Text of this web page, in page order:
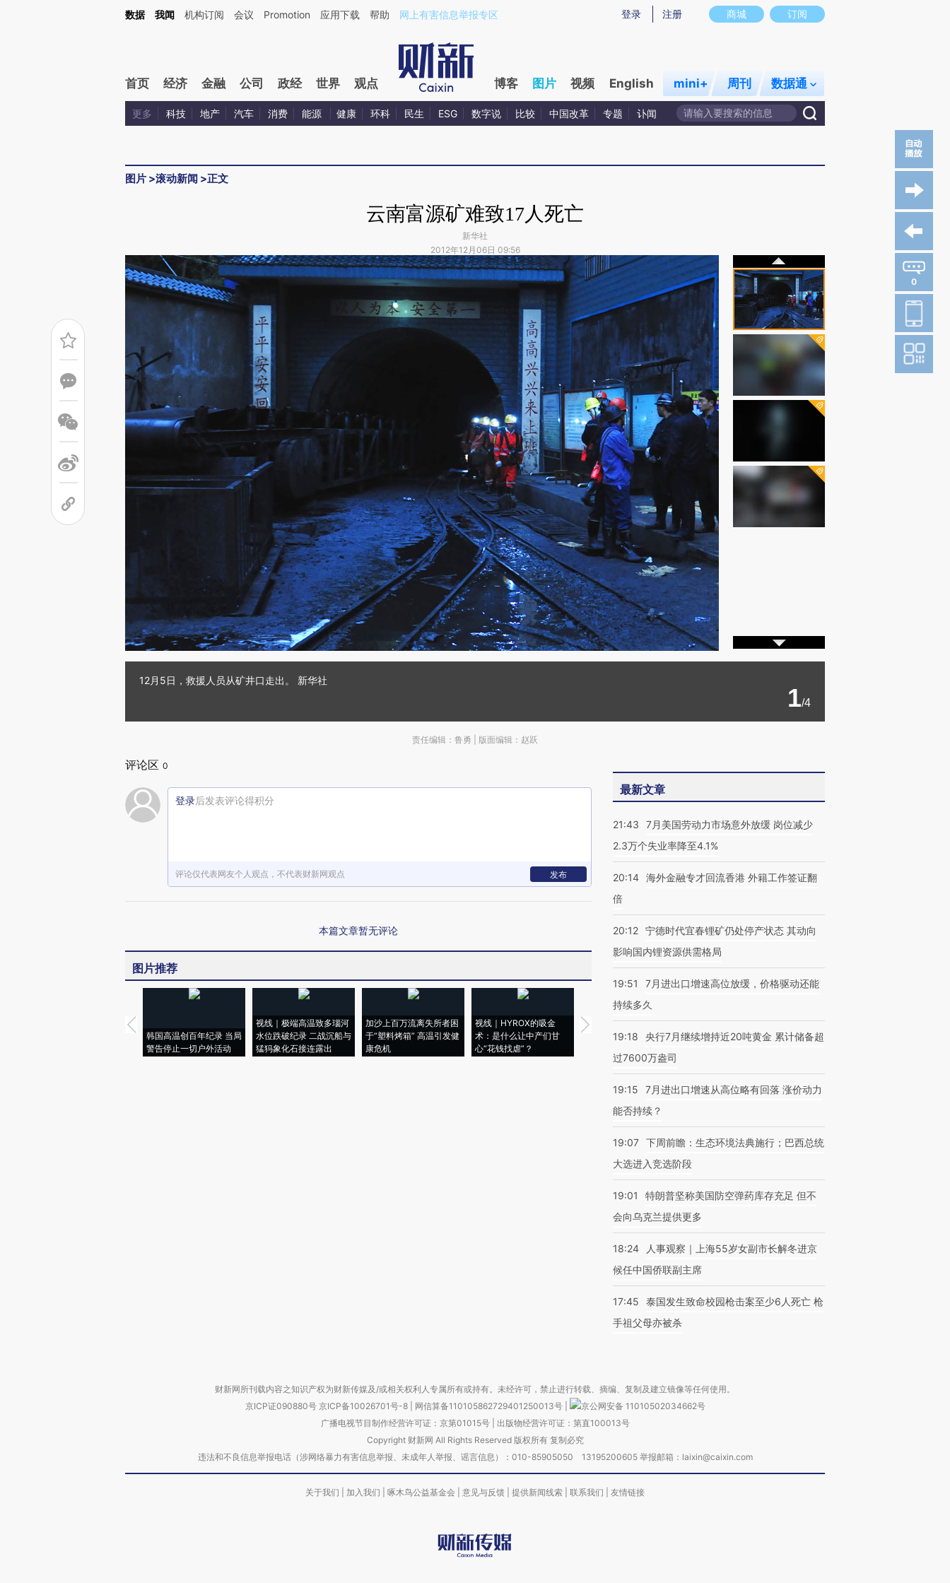
商城 订阅
登录 注册
数据 我闻 机构订阅 会议 Promotion 应用下载 帮助 网上有害信息举报专区
首页 经济 金融 公司 政经 世界 观点 博客 图片 视频 English mini+ 周刊 数据通
更多 科技 地产 汽车 消费 能源 健康 环科 民生 ESG 数字说 比较 中国改革 专题 讣闻
图片 >滚动新闻 >正文
云南富源矿难致17人死亡
新华社
2012年12月06日 09:56
0
12月5日，救援人员从矿井口走出。 新华社
1/4
责任编辑：鲁勇 | 版面编辑：赵跃
评论区 0
登录后发表评论得积分
评论仅代表网友个人观点，不代表财新网观点 发布
本篇文章暂无评论
图片推荐
韩国高温创百年纪录 当局
警告停止一切户外活动
视线｜极端高温致多瑙河
水位跌破纪录 二战沉船与
猛犸象化石接连露出
加沙上百万流离失所者困
于“塑料烤箱” 高温引发健
康危机
视线｜HYROX的吸金
术：是什么让中产们甘
心“花钱找虐”？
马航飞行员跨国走私7万
粒摇头丸 尿检体内含3种
视线｜被称为“蟑螂”的印
度Z世代 用街头抗争将教
视线｜“入侵”还是“人道危
机”？难民潮撕裂西班牙
最新文章
21:43
7月美国劳动力市场意外放缓 岗位减少
2.3万个失业率降至4.1%
20:14 海外金融专才回流香港 外籍工作签证翻
倍
20:12 宁德时代宜春锂矿仍处停产状态 其动向
影响国内锂资源供需格局
19:51
7月进出口增速高位放缓，价格驱动还能
持续多久
19:18
央行7月继续增持近20吨黄金 累计储备超
过7600万盎司
19:15
7月进出口增速从高位略有回落 涨价动力
能否持续？
19:07 下周前瞻：生态环境法典施行；巴西总统
大选进入竞选阶段
19:01
特朗普坚称美国防空弹药库存充足 但不
会向乌克兰提供更多
18:24
人事观察｜上海55岁女副市长解冬进京
候任中国侨联副主席
17:45
泰国发生致命校园枪击案至少6人死亡 枪
手祖父母亦被杀
财新网所刊载内容之知识产权为财新传媒及/或相关权利人专属所有或持有。未经许可，禁止进行转载、摘编、复制及建立镜像等任何使用。
京ICP证090880号 京ICP备10026701号-8 网信算备110105862729401250013号
京公网安备 11010502034662号
广播电视节目制作经营许可证：京第01015号| 出版物经营许可证：第直100013号
Copyright 财新网 All Rights Reserved 版权所有 复制必究
违法和不良信息举报电话（涉网络暴力有害信息举报、未成年人举报、谣言信息）：010-85905050 13195200605 举报邮箱：laixin@caixin.com
关于我们 加入我们 啄木鸟公益基金会 意见与反馈 提供新闻线索 联系我们 友情链接